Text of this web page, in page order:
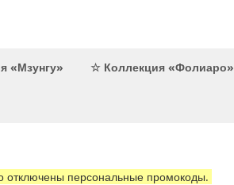
«Мзунгу» ☆ Коллекция «Фолиаро»
персональные промокоды.